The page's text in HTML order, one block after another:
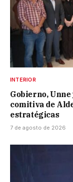
INTERIOR
Gobierno,
comitiva de
estratégicas
7 de agosto de 2026